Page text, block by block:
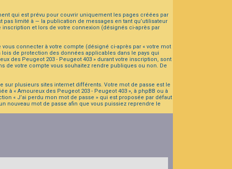
qui est prévu pour couvrir uniquement les pages créées par
limité à — la publication de messages en tant qu’utilisateur
inscription et lors de votre connexion (désignés ci-après par
connecter à votre compte (désigné ci-après par « votre mot
de protection des données applicables dans le pays qui
des Peugeot 203 - Peugeot 403 » durant votre inscription, sont
de votre compte vous souhaitez rendre publiques ou non. De
plusieurs sites internet différents. Votre mot de passe est le
à « Amoureux des Peugeot 203 - Peugeot 403 », à phpBB ou à
« J’ai perdu mon mot de passe » qui est proposée par défaut
nouveau mot de passe afin que vous puissiez reprendre le